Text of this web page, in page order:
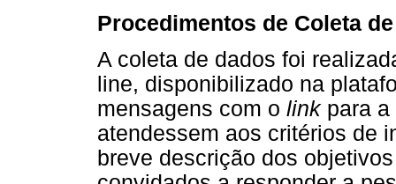
Procedimentos de Coleta
A coleta de dados foi
line, disponibilizado na
mensagens com o linkpara a
atendessem aos critérios de
breve descrição dos